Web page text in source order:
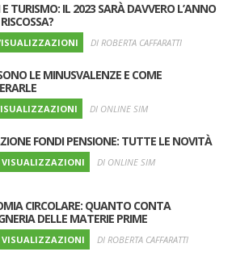
TURISMO: IL 2023 SARÀ DAVVERO L’ANNO
DI ROBERTA CAFFARATTI
LE MINUSVALENZE E COME
DI ONLINE SIM
FONDI PENSIONE: TUTTE LE NOVITÀ
VISUALIZZAZIONI DI ONLINE SIM
CIRCOLARE: QUANTO CONTA
DELLE MATERIE PRIME
VISUALIZZAZIONI DI ROBERTA CAFFARATTI